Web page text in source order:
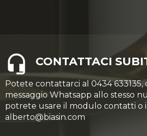
CONTATTACI
Potete contattarci al 0434 633135,
messaggio Whatsapp allo stesso
potrete usare il modulo contatti o
alberto@biasin.com